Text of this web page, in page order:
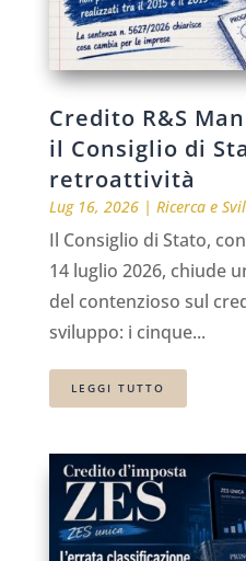
Credito R&S
il Consiglio di
retroattività
Lug 16, 2026| Ricerca e
Il Consiglio di Stato,
14 luglio 2026, chiude
del contenzioso sul
sviluppo: i cinque...
LEGGI TUTTO